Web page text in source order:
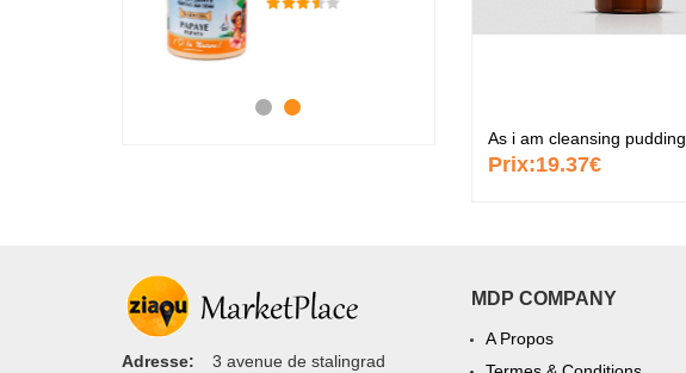
As i am cleansing pudding
Prix:19.37€
Adresse:
3 avenue de stalingrad
MDP COMPANY
A Propos